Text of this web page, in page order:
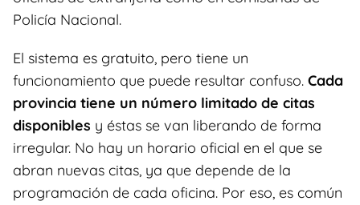
Policía Nacional.
El sistema es gratuito, pero tiene un
funcionamiento que puede resultar confuso. Cada
provincia tiene un número limitado de citas
disponibles y éstas se van liberando de forma
irregular. No hay un horario oficial en el que se
abran nuevas citas, ya que depende de la
programación de cada oficina. Por eso, es común